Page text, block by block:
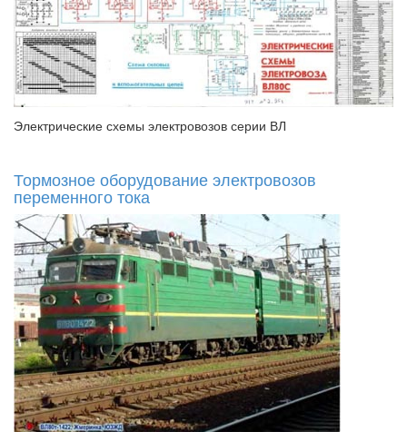
Электрические схемы электровозов серии ВЛ
Тормозное оборудование электровозов
переменного тока